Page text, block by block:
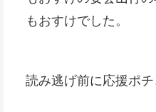
もおすけでした。
読み逃げ前に応援ポ